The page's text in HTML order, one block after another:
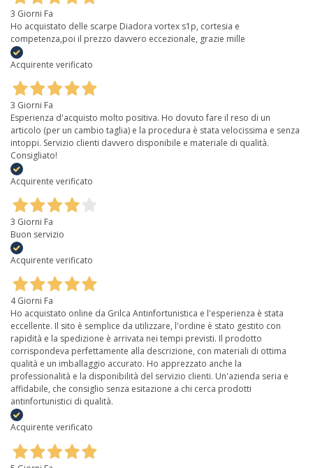
3 Giorni Fa
Ho acquistato delle scarpe Diadora vortex s1p, cortesia e
competenza,poi il prezzo davvero eccezionale, grazie mille
Acquirente verificato
3 Giorni Fa
Esperienza d'acquisto molto positiva. Ho dovuto fare il reso di un
articolo (per un cambio taglia) e la procedura è stata velocissima e senza
intoppi. Servizio clienti davvero disponibile e materiale di qualità.
Consigliato!
Acquirente verificato
3 Giorni Fa
Buon servizio
Acquirente verificato
4 Giorni Fa
Ho acquistato online da Grilca Antinfortunistica e l'esperienza è stata
eccellente. Il sito è semplice da utilizzare, l'ordine è stato gestito con
rapidità e la spedizione è arrivata nei tempi previsti. Il prodotto
corrispondeva perfettamente alla descrizione, con materiali di ottima
qualità e un imballaggio accurato. Ho apprezzato anche la
professionalità e la disponibilità del servizio clienti. Un'azienda seria e
affidabile, che consiglio senza esitazione a chi cerca prodotti
antinfortunistici di qualità.
Acquirente verificato